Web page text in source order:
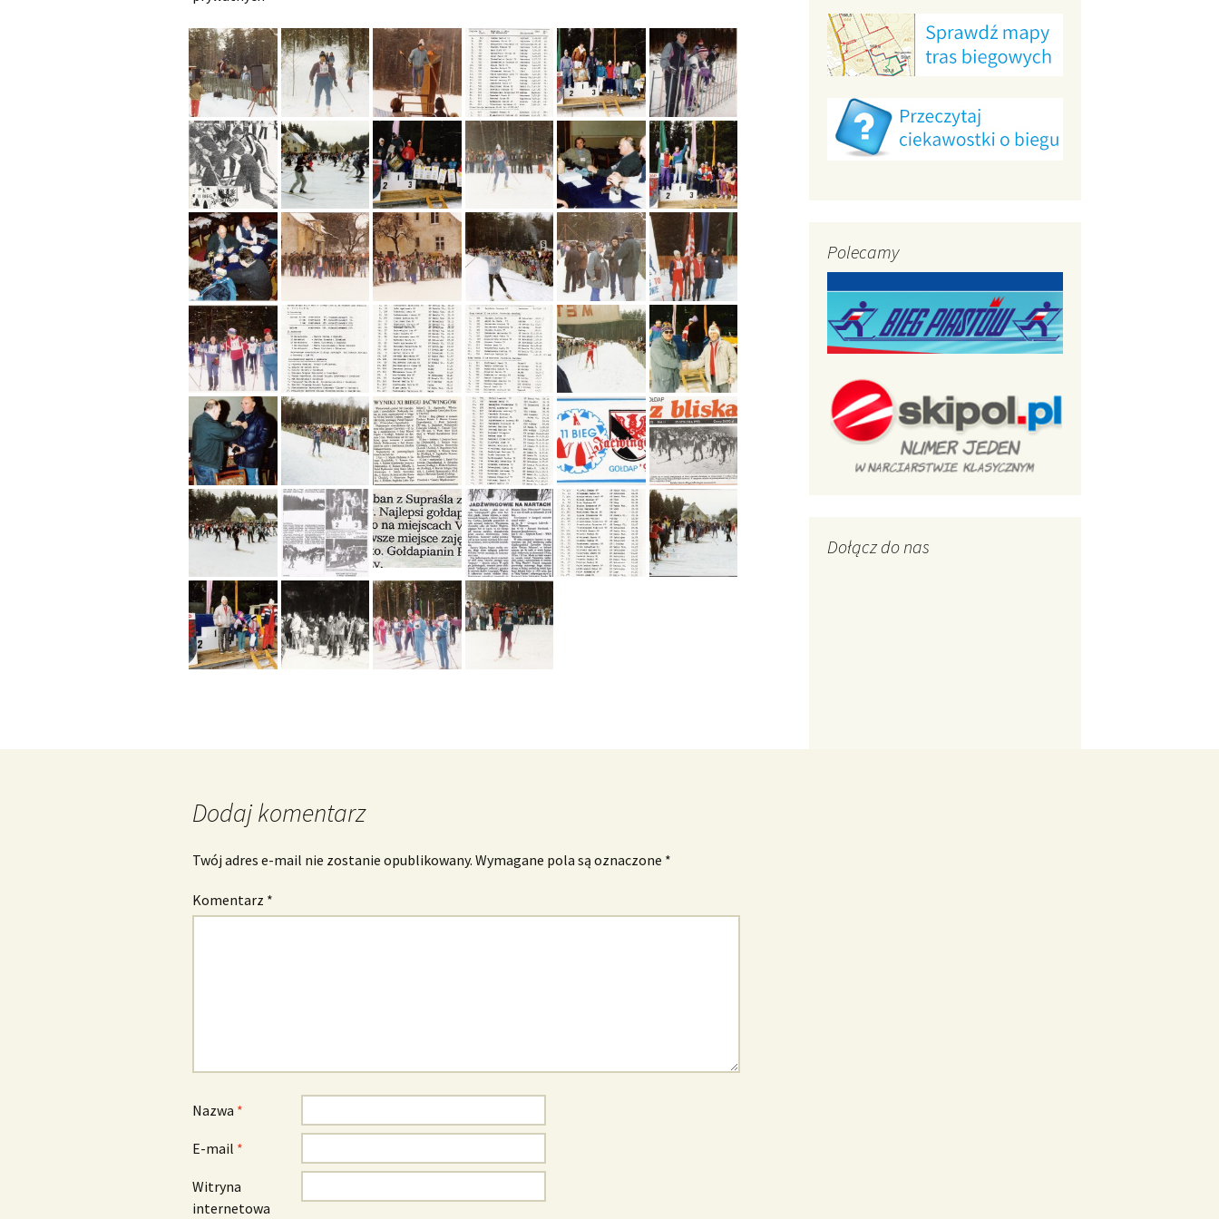
XXI Bieg Jaćwingów
XX Bieg Jaćwingów
XIX Bieg Jaćwingów
Pozostałe lata
Zwycięzcy biegu
głównego
Galeria 2009
Galeria 2007
Galeria 2006
Galeria 2005
Galeria 1995
Galeria 1994
Galeria 1993
Galeria 1996
Galeria 1988
Galeria 1987
Galeria 1986
Galeria 1985
Galeria 1984
Galeria 1983
Bieg Jaćwingów 2012
Dodaj komentarz
Twój adres e-mail nie zostanie opublikowany. Wymagane pola są oznaczone *
Komentarz *
Nazwa *
E-mail *
Witryna
internetowa
Polecamy
Dołącz do nas